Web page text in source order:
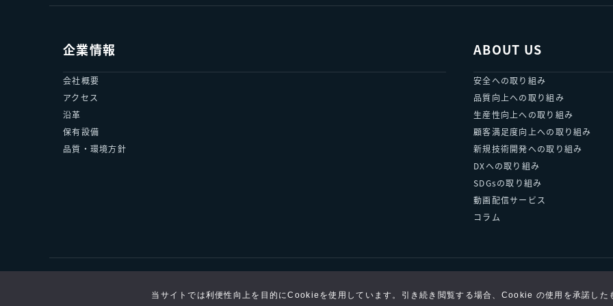
当サイトでは利便性向上を目的にCookieを使用しています。引き続き閲覧する場合、Cookie の使用を承諾した
企業情報
会社概要
アクセス
沿革
保有設備
品質・環境方針
ABOUT US
安全への取り組み
品質向上への取り組み
生産性向上への取り組み
顧客満足度向上への取り組み
新規技術開発への取り組み
DXへの取り組み
SDGsの取り組み
動画配信サービス
コラム